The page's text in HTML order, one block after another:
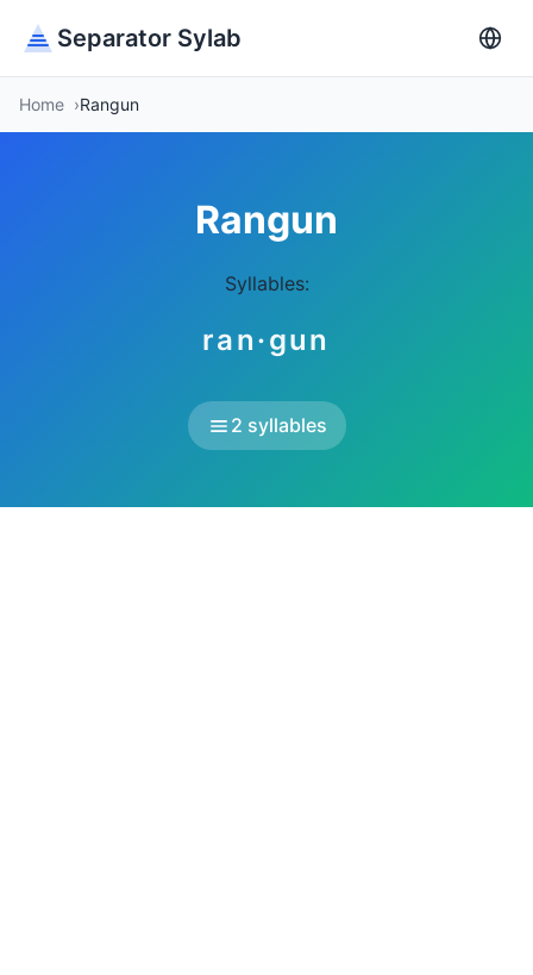
Separator Sylab
Home Rangun
Rangun
Syllables:
ran·gun
2 syllables